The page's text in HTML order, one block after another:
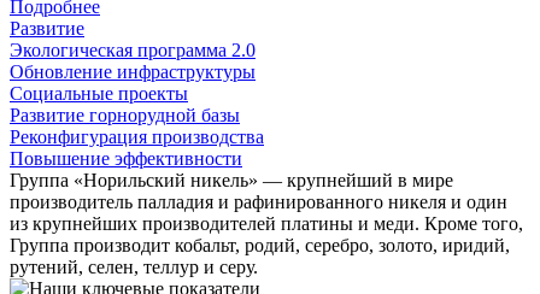
Подробнее
Развитие
Экологическая программа 2.0
Обновление инфраструктуры
Социальные проекты
Развитие горнорудной базы
Реконфигурация производства
Повышение эффективности
Группа «Норильский никель» — крупнейший в мире
производитель палладия и рафинированного никеля и один
из крупнейших производителей платины и меди. Кроме того,
Группа производит кобальт, родий, серебро, золото, иридий,
рутений, селен, теллур и серу.